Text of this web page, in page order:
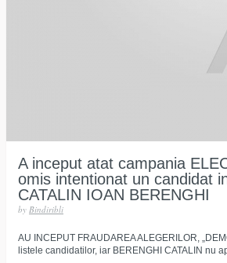
A inceput atat campania
omis intentionat un candidat
CATALIN IOAN BERENGHI
by Bindiribli
AU INCEPUT FRAUDAREA ALEGERILOR,
listele candidatilor, iar BERENGHI CATALIN nu